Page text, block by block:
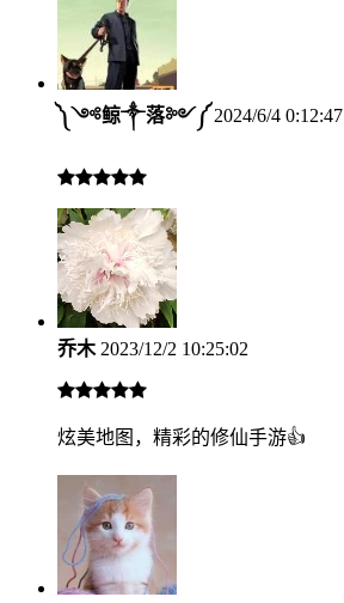
༽༺鲸༒落༻༼ 2024/6/4 0:12:47
乔木 2023/12/2 10:25:02
炫美地图，精彩的修仙手游👍